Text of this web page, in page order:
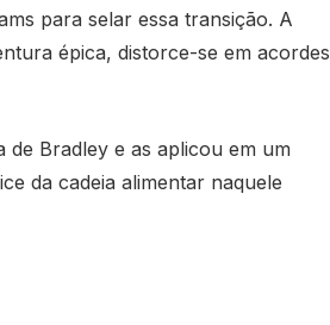
para selar essa transição. A
épica, distorce-se em acordes
de Bradley e as aplicou em um
da cadeia alimentar naquele